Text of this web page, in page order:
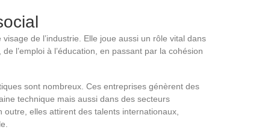
de l’industrie. Elle joue aussi un rôle vital dans
l’emploi à l’éducation, en passant par la cohésion
sont nombreux. Ces entreprises génèrent des
technique mais aussi dans des secteurs
elles attirent des talents internationaux,